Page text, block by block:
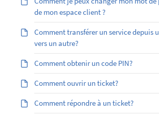
de mon espace client ?
Comment transférer un service depuis
vers un autre?
Comment obtenir un code PIN?
Comment ouvrir un ticket?
Comment répondre à un ticket?